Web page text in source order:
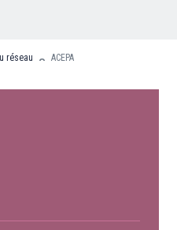
rejoindre
réseau ACEPA